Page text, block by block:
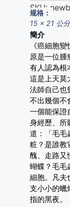
SKU:
规格：
15 x 21 公分
簡介
《癌細胞
原是一位腫
有人認為根
這是上天莫
法師自己也
不出幾個不
一個能保證
身經歷、所
道：「毛毛
粧？是誰教
醜、走路又
蝴蝶？毛毛
細胞。凡夫
支小小的蠟
指的黑夜。